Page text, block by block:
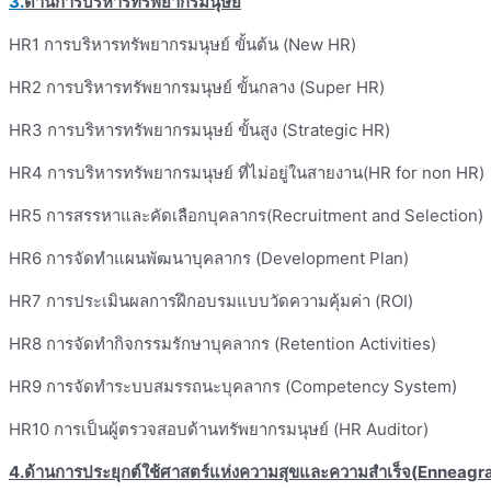
HR1 การบริหารทรัพยากรมนุษย์ ขั้นต้น (New HR)
HR2 การบริหารทรัพยากรมนุษย์ ขั้นกลาง (Super HR)
HR3 การบริหารทรัพยากรมนุษย์ ขั้นสูง (Strategic HR)
HR4 การบริหารทรัพยากรมนุษย์ ที่ไม่อยู่ในสายงาน(HR for non HR)
HR5 การสรรหาและคัดเลือกบุคลากร(Recruitment and Selection)
HR6 การจัดทำแผนพัฒนาบุคลากร (Development Plan)
HR7 การประเมินผลการฝึกอบรมแบบวัดความคุ้มค่า (ROI)
HR8 การจัดทำกิจกรรมรักษาบุคลากร (Retention Activities)
HR9 การจัดทำระบบสมรรถนะบุคลากร (Competency System)
HR10 การเป็นผู้ตรวจสอบด้านทรัพยากรมนุษย์ (HR Auditor)
4.ด้านการประยุกต์ใช้ศาสตร์แห่งความสุขและความสำเร็จ(